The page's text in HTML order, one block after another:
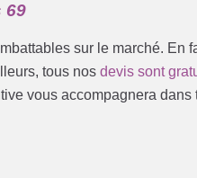
69
sur le marché. En
tous nosdevis sont
vous accompagnera dans